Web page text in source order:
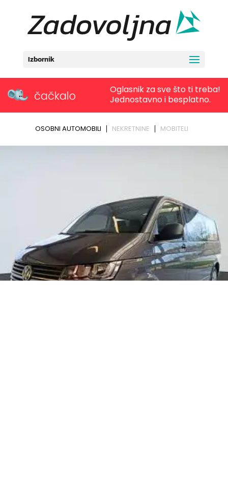
Izbornik